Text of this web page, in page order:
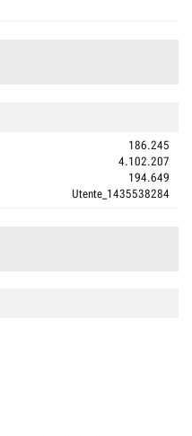
186.245
4.102.207
194.649
Utente_1435538284